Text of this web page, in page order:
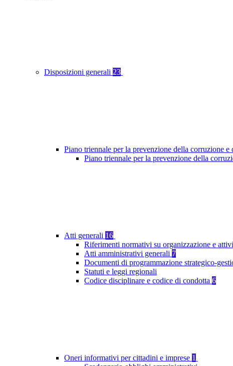
Disposizioni generali 23
Piano triennale per la prevenzione della corruzione e
Piano triennale per la prevenzione della
Atti generali 16
Riferimenti normativi su organizzazione e
Atti amministrativi generali 7
Documenti di programmazione strategico-
Statuti e leggi regionali
Codice disciplinare e codice di condotta 6
Oneri informativi per cittadini e imprese 1